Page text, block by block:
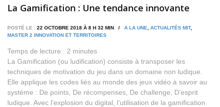
La Gamification : Une tendance innovante
POSTÉ LE : 22 OCTOBRE 2018 À 8 H 32 MIN / A LA UNE ACTUALITÉS MIT,
MASTER 2 INNOVATION ET TERRITOIRES
Temps de lecture : 2 minutes
La Gamification (ou ludification) consiste à transposer les
techniques de motivation du jeu dans un domaine non ludique.
Elle applique les codes liés au monde des jeux vidéo à savoir au
système : De points, De récompenses, De challenge, D’esprit
ludique. Avec l’explosion du digital, l’utilisation de la gamification